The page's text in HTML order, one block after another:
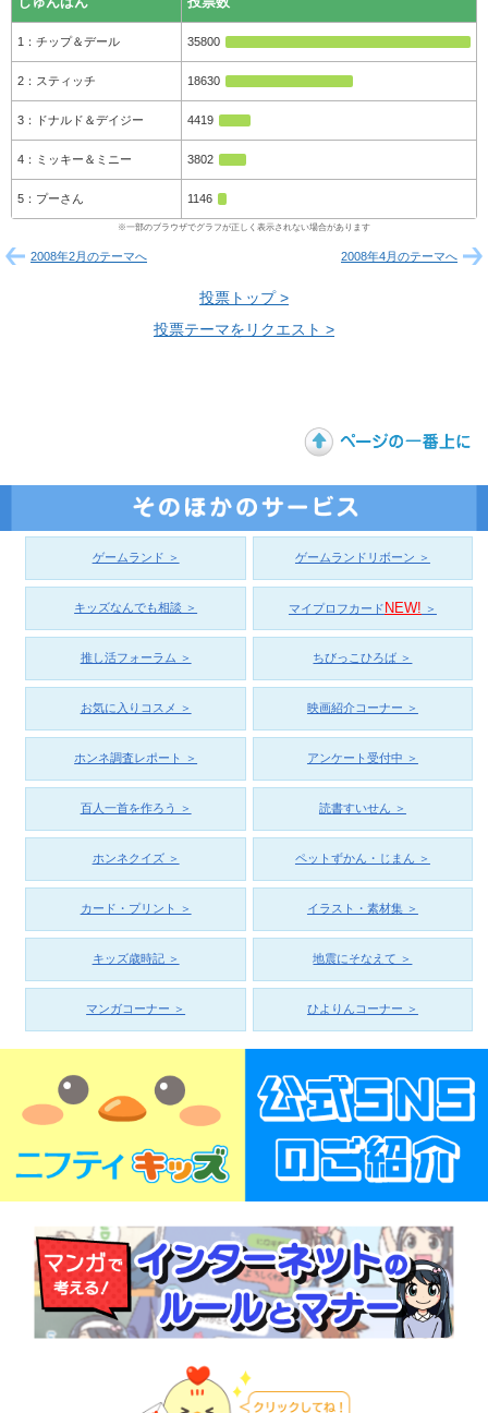
チップ＆デール 35800
スティッチ 18630
ドナルド＆デイジー 4419
ミッキー＆ミニー 3802
プーさん 1146
2008年2月のテーマへ 2008年4月のテーマへ
投票トップ >
投票テーマをリクエスト >
ゲームランド ＞ ゲームランドリボーン ＞
キッズなんでも相談 ＞ マイプロフカードNEW! ＞
推し活フォーラム ＞ ちびっこひろば ＞
お気に入りコスメ ＞ 映画紹介コーナー ＞
ホンネ調査レポート ＞ アンケート受付中 ＞
百人一首を作ろう ＞ 読書すいせん ＞
ホンネクイズ ＞ ペットずかん・じまん ＞
カード・プリント ＞ イラスト・素材集 ＞
キッズ歳時記 ＞ 地震にそなえて ＞
マンガコーナー ＞ ひよりんコーナー ＞